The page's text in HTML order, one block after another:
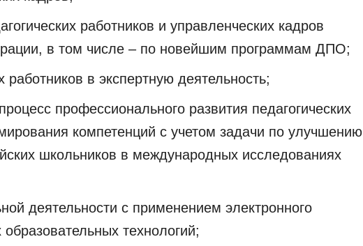
работников и управленческих кадров
в том числе – по новейшим программам ДПО;
работников в экспертную деятельность;
профессионального развития педагогических
компетенций с учетом задачи по улучшению
школьников в международных исследованиях
деятельности с применением электронного
технологий;